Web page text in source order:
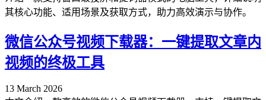
其核心功能、适用场景及获取方式，助力高效演示与协作。
微信公众号视频下载器：一键提取文章内
视频的终极工具
13 March 2026